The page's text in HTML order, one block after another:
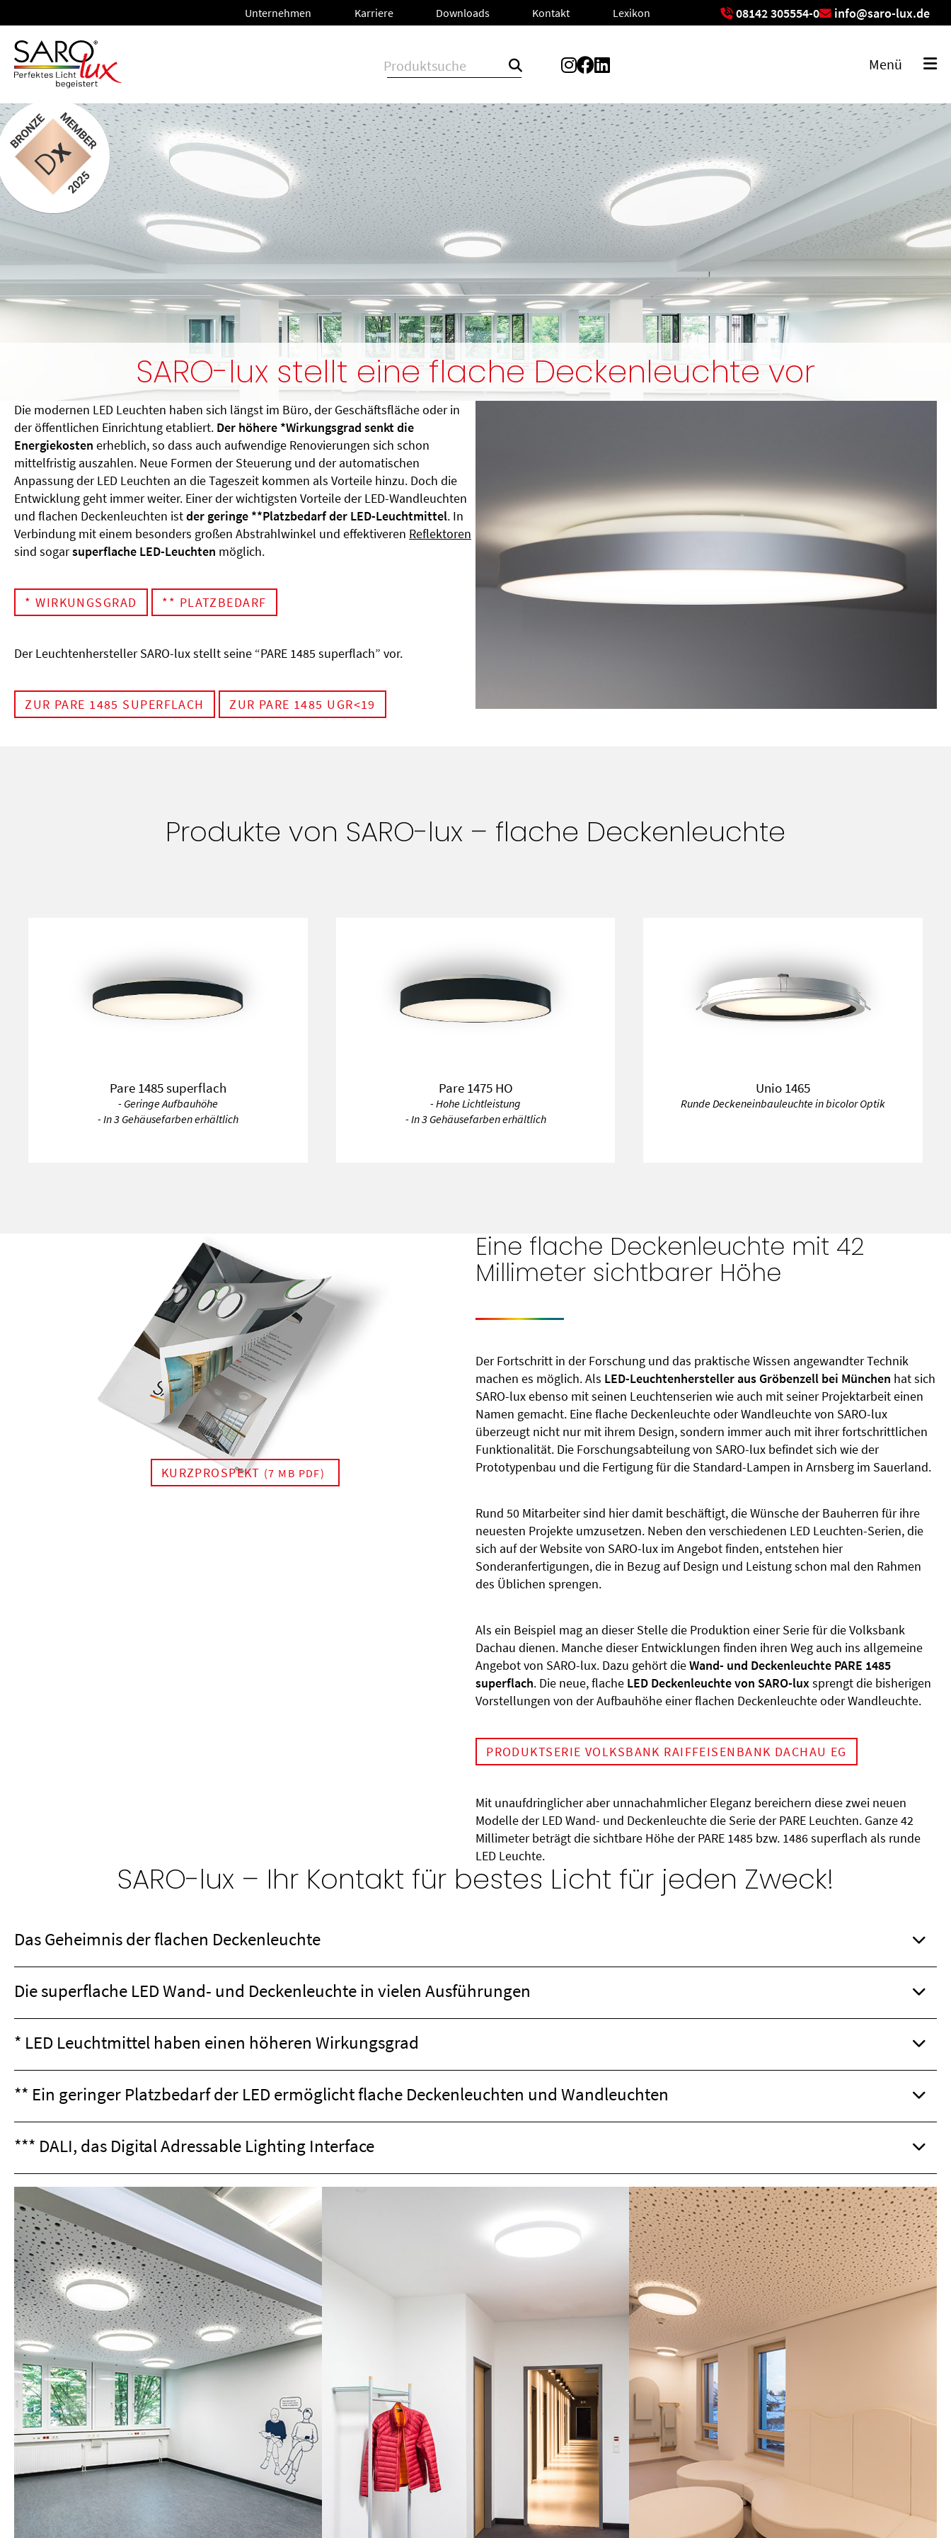
08142 305554-0 info@saro-lux.de
Menü
Unternehmen
Unternehmen Karriere
Karriere Downloads
Downloads Kontakt
Kontakt Lexikon
Lexikon
SARO-lux stellt eine flache Deckenleuchte vor
Die modernen LED Leuchten haben sich längst im Büro, der Geschäftsfläche oder in
der öffentlichen Einrichtung etabliert. Der höhere *Wirkungsgrad senkt die
Energiekosten erheblich, so dass auch aufwendige Renovierungen sich schon
mittelfristig auszahlen. Neue Formen der Steuerung und der automatischen
Anpassung der LED Leuchten an die Tageszeit kommen als Vorteile hinzu. Doch die
Entwicklung geht immer weiter. Einer der wichtigsten Vorteile der LED-Wandleuchten
und flachen Deckenleuchten istder geringe **Platzbedarf der LED-Leuchtmittel. In
Verbindung mit einem besonders großen Abstrahlwinkel und effektiveren Reflektoren
sind sogarsuperflache LED-Leuchten möglich.
* WIRKUNGSGRAD ** PLATZBEDARF
Der Leuchtenhersteller SARO-lux stellt seine “PARE 1485 superflach” vor.
ZUR PARE 1485 SUPERFLACH ZUR PARE 1485 UGR<19
Produkte von SARO-lux – flache Deckenleuchte
Pare 1485 superflach
- Geringe Aufbauhöhe
- In 3 Gehäusefarben erhältlich
Pare 1475 HO
- Hohe Lichtleistung
- In 3 Gehäusefarben erhältlich
Unio 1465
Runde Deckeneinbauleuchte in bicolor Optik
KURZPROSPEKT (7 MB PDF)
Eine flache Deckenleuchte mit 42
Millimeter sichtbarer Höhe
Der Fortschritt in der Forschung und das praktische Wissen angewandter Technik
machen es möglich. Als LED-Leuchtenhersteller aus Gröbenzell bei München hat sich
SARO-lux ebenso mit seinen Leuchtenserien wie auch mit seiner Projektarbeit einen
Namen gemacht. Eine flache Deckenleuchte oder Wandleuchte von SARO-lux
überzeugt nicht nur mit ihrem Design, sondern immer auch mit ihrer fortschrittlichen
Funktionalität. Die Forschungsabteilung von SARO-lux befindet sich wie der
Prototypenbau und die Fertigung für die Standard-Lampen in Arnsberg im Sauerland.
Rund 50 Mitarbeiter sind hier damit beschäftigt, die Wünsche der Bauherren für ihre
neuesten Projekte umzusetzen. Neben den verschiedenen LED Leuchten-Serien, die
sich auf der Website von SARO-lux im Angebot finden, entstehen hier
Sonderanfertigungen, die in Bezug auf Design und Leistung schon mal den Rahmen
des Üblichen sprengen.
Als ein Beispiel mag an dieser Stelle die Produktion einer Serie für die Volksbank
Dachau dienen. Manche dieser Entwicklungen finden ihren Weg auch ins allgemeine
Angebot von SARO-lux. Dazu gehört dieWand- und Deckenleuchte PARE 1485
superflach. Die neue, flache LED Deckenleuchte von SARO-luxsprengt die bisherigen
Vorstellungen von der Aufbauhöhe einer flachen Deckenleuchte oder Wandleuchte.
PRODUKTSERIE VOLKSBANK RAIFFEISENBANK DACHAU EG
Mit unaufdringlicher aber unnachahmlicher Eleganz bereichern diese zwei neuen
Modelle der LED Wand- und Deckenleuchte die Serie der PARE Leuchten. Ganze 42
Millimeter beträgt die sichtbare Höhe der PARE 1485 bzw. 1486 superflach als runde
LED Leuchte.
SARO-lux – Ihr Kontakt für bestes Licht für jeden Zweck!
Das Geheimnis der flachen Deckenleuchte
Die superflache LED Wand- und Deckenleuchte in vielen Ausführungen
* LED Leuchtmittel haben einen höheren Wirkungsgrad
** Ein geringer Platzbedarf der LED ermöglicht flache Deckenleuchten und Wandleuchten
*** DALI, das Digital Adressable Lighting Interface